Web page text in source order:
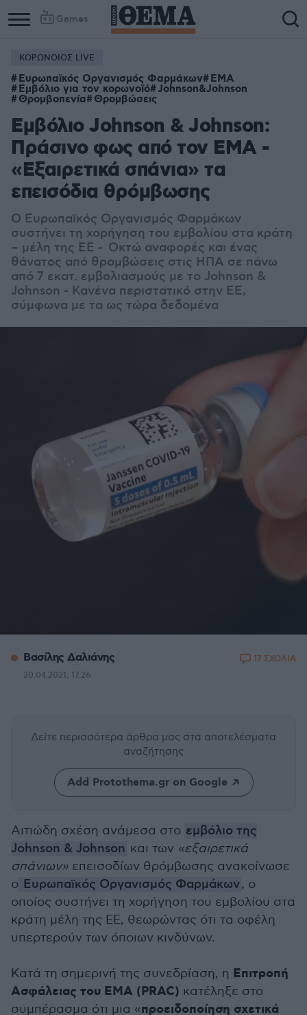
Games
ΚΟΡΩΝΟΙΟΣ LIVE
Ευρωπαϊκός Οργανισμός Φαρμάκων ΕΜΑ
Εμβόλιο για τον κορωνοϊό Johnson&Johnson
Θρομβοπενία Θρομβώσεις
Εμβόλιο Johnson & Johnson:
Πράσινο φως από τον EMA -
«Εξαιρετικά σπάνια» τα
επεισόδια θρόμβωσης
Ο Ευρωπαϊκός Οργανισμός Φαρμάκων
συστήνει τη χορήγηση του εμβολίου στα κράτη
– μέλη της ΕΕ - Οκτώ αναφορές και ένας
θάνατος από θρομβώσεις στις ΗΠΑ σε πάνω
από 7 εκατ. εμβολιασμούς με το Johnson &
Johnson - Κανένα περιστατικό στην ΕΕ,
σύμφωνα με τα ως τώρα δεδομένα
Βασίλης Δαλιάνης
20.04.2021, 17:26
17 ΣΧΟΛΙΑ
Δείτε περισσότερα άρθρα μας στα αποτελέσματα
αναζήτησης
Add Protothema.gr on Google
Αιτιώδη σχέση ανάμεσα στο εμβόλιο της
Johnson & Johnson και των «εξαιρετικά
σπάνιων» επεισοδίων θρόμβωσης ανακοίνωσε
ο Ευρωπαϊκός Οργανισμός Φαρμάκων, ο
οποίος συστήνει τη χορήγηση του εμβολίου στα
κράτη μέλη της ΕΕ, θεωρώντας ότι τα οφέλη
υπερτερούν των όποιων κινδύνων.
Κατά τη σημερινή της συνεδρίαση, η Επιτροπή
Ασφάλειας του EMA (PRAC) κατέληξε στο
συμπέρασμα ότι μια «προειδοποίηση σχετικά